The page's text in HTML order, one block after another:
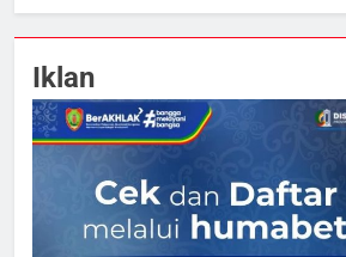
Iklan